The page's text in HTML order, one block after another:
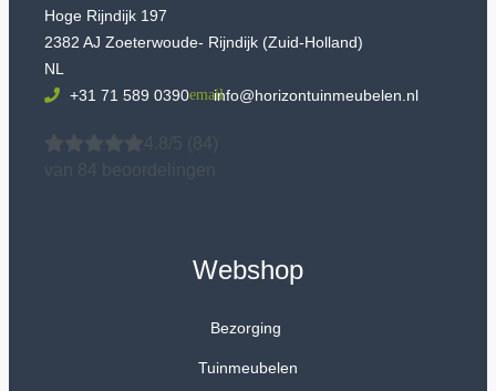
Hoge Rijndijk 197
2382 AJ Zoeterwoude- Rijndijk (Zuid-Holland)
NL
+31 71 589 0390
info@horizontuinmeubelen.nl
4.8/5
(84)
van 84 beoordelingen
Webshop
Bezorging
Tuinmeubelen